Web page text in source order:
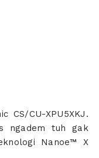
CS/CU-XPU5XKJ.
ngadem tuh gak
Nanoe™ X